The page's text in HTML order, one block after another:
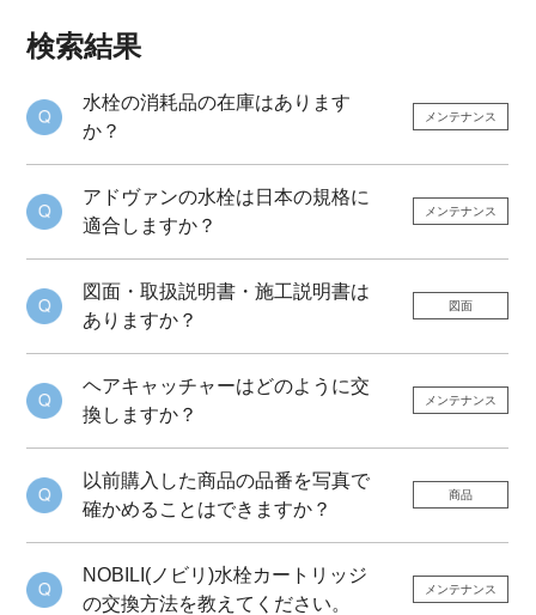
検索結果
水栓の消耗品の在庫はあります
か？
メンテナンス
アドヴァンの水栓は日本の規格に
適合しますか？
メンテナンス
図面・取扱説明書・施工説明書は
ありますか？
図面
ヘアキャッチャーはどのように交
換しますか？
メンテナンス
以前購入した商品の品番を写真で
確かめることはできますか？
商品
NOBILI(ノビリ)水栓カートリッジ
の交換方法を教えてください。
メンテナンス